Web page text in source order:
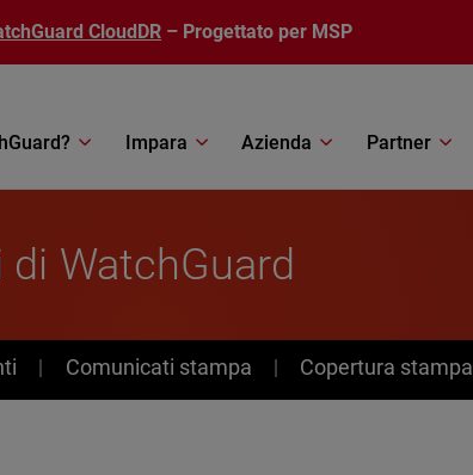
CloudDR – Progettato per MSP
Impara Azienda Partner
WatchGuard
Comunicati stampa Copertura stampa